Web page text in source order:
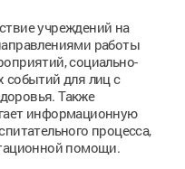
учреждений на
работы
социально-
событий для лиц с
Также
информационную
процесса,
помощи.